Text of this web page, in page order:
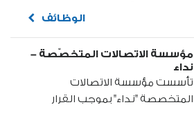
التربية والتعليم (وزارة التعليم
صدر لها عن صاحب السمو الشيخ
محمد بن راشد حاكم دبي قانون
إنشاء رقم (10) لسنة (2011) وذلك
الوظائف
مؤسسة الاتصالات المتخصّصة -
نداء
تأسست مؤسسة الاتصالات
المتخصصة "نداء" بموجب القرار